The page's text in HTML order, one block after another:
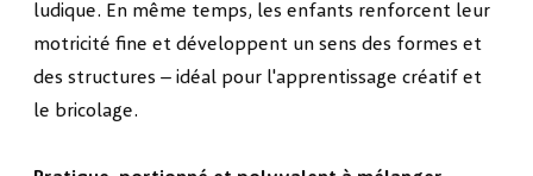
ludique. En même temps, les enfants renforcent leur
motricité fine et développent un sens des formes et
des structures – idéal pour l'apprentissage créatif et
le bricolage.